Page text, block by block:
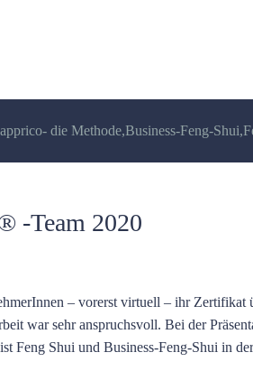
apprico- die Methode,Business-Feng-Shui,
-Team 2020
– vorerst virtuell – ihr Zertifikat
war sehr anspruchsvoll. Bei der
Feng Shui und Business-Feng-Shui in